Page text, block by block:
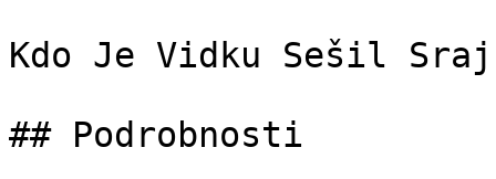
Kdo Je Vidku Sešil
## Podrobnosti